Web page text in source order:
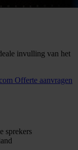
invulling van het
Offerte aanvragen
sprekers